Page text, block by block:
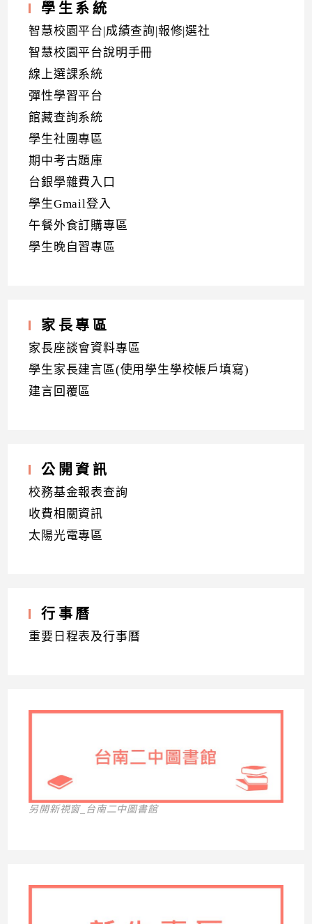
學生系統
智慧校園平台|成績查詢|報修|選社
智慧校園平台說明手冊
線上選課系統
彈性學習平台
館藏查詢系統
學生社團專區
期中考古題庫
台銀學雜費入口
學生Gmail登入
午餐外食訂購專區
學生晚自習專區
家長專區
家長座談會資料專區
學生家長建言區(使用學生學校帳戶填寫)
建言回覆區
公開資訊
校務基金報表查詢
收費相關資訊
太陽光電專區
行事曆
重要日程表及行事曆
另開新視窗_台南二中圖書館